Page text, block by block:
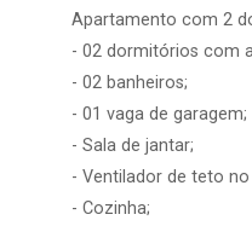
Apartamento com 2
- 02 dormitórios com
- 02 banheiros;
- 01 vaga de garagem;
- Sala de jantar;
- Ventilador de teto
- Cozinha;